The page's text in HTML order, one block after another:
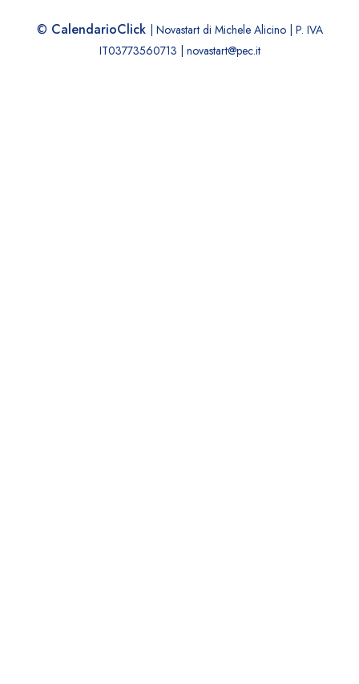
© CalendarioClick
| Novastart di Michele Alicino | P. IVA
IT03773560713 | novastart@pec.it